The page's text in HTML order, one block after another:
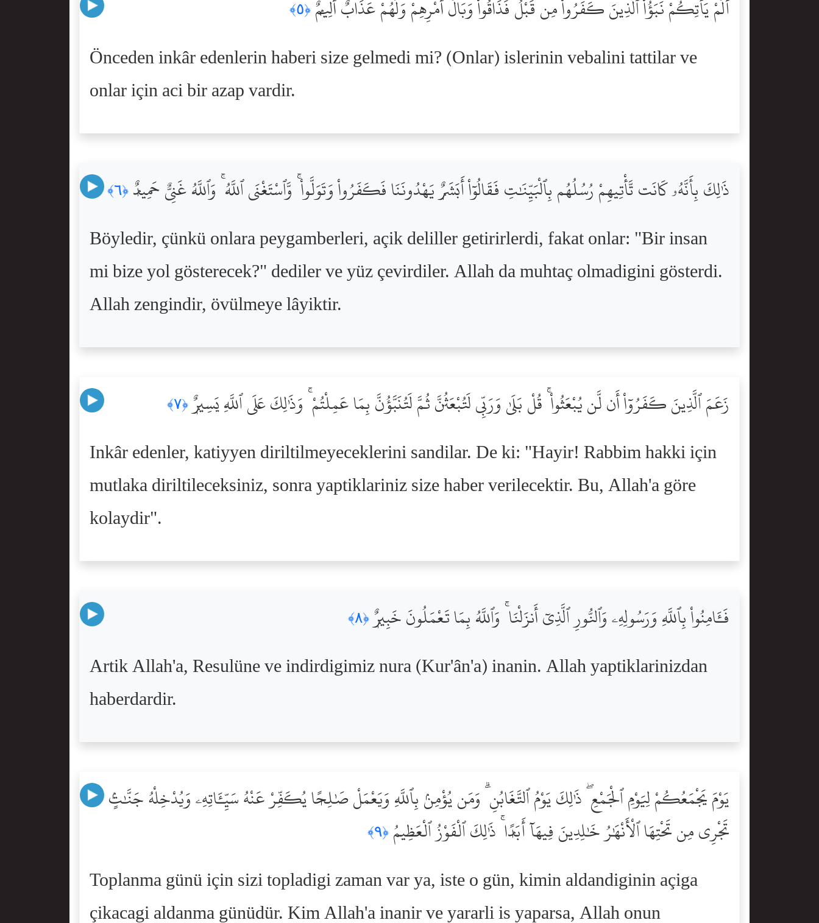
أَلَمْ يَأْتِكُمْ نَبَؤُاْ ٱلَّذِينَ كَفَرُواْ مِن قَبْلُ فَذَاقُواْ وَبَالَ أَمْرِهِمْ وَلَهُمْ عَذَابٌ أَلِيمٌۭ ﴿٥﴾
Önceden inkâr edenlerin haberi size gelmedi mi? (Onlar) islerinin vebalini tattilar ve
onlar için aci bir azap vardir.
ذَٰلِكَ بِأَنَّهُۥ كَانَت تَّأْتِيهِمْ رُسُلُهُم بِٱلْبَيِّنَٰتِ فَقَالُوٓاْ أَبَشَرٌۭ يَهْدُونَنَا فَكَفَرُواْ وَتَوَلَّواْ ۚ وَّٱسْتَغْنَى ٱللَّهُ ۚ وَٱللَّهُ غَنِىٌّ حَمِيدٌۭ ﴿٦﴾
Böyledir, çünkü onlara peygamberleri, açik deliller getirirlerdi, fakat onlar: "Bir insan
mi bize yol gösterecek?" dediler ve yüz çevirdiler. Allah da muhtaç olmadigini gösterdi.
Allah zengindir, övülmeye lâyiktir.
زَعَمَ ٱلَّذِينَ كَفَرُوٓاْ أَن لَّن يُبْعَثُواْ ۚ قُلْ بَلَىٰ وَرَبِّى لَتُبْعَثُنَّ ثُمَّ لَتُنَبَّؤُنَّ بِمَا عَمِلْتُمْ ۚ وَذَٰلِكَ عَلَى ٱللَّهِ يَسِيرٌۭ﴿٧﴾
Inkâr edenler, katiyyen diriltilmeyeceklerini sandilar. De ki: "Hayir! Rabbim hakki için
mutlaka diriltileceksiniz, sonra yaptiklariniz size haber verilecektir. Bu, Allah'a göre
kolaydir".
فَـَٔامِنُواْ بِٱللَّهِ وَرَسُولِهِۦ وَٱلنُّورِ ٱلَّذِىٓ أَنزَلْنَا ۚ وَٱللَّهُ بِمَا تَعْمَلُونَ خَبِيرٌۭ﴿٨﴾
Artik Allah'a, Resulüne ve indirdigimiz nura (Kur'ân'a) inanin. Allah yaptiklarinizdan
haberdardir.
يَوْمَ يَجْمَعُكُمْ لِيَوْمِ ٱلْجَمْعِ ۖ ذَٰلِكَ يَوْمُ ٱلتَّغَابُنِ ۗ وَمَن يُؤْمِنۢ بِٱللَّهِ وَيَعْمَلْ صَٰلِحًۭا يُكَفِّرْ عَنْهُ سَيِّـَٔاتِهِۦ وَيُدْخِلْهُ جَنَّٰتٍۢ
تَجْرِى مِن تَحْتِهَا ٱلْأَنْهَٰرُ خَٰلِدِينَ فِيهَآ أَبَدًۭا ۚ ذَٰلِكَ ٱلْفَوْزُ ٱلْعَظِيمُ ﴿٩﴾
Toplanma günü için sizi topladigi zaman var ya, iste o gün, kimin aldandiginin açiga
çikacagi aldanma günüdür. Kim Allah'a inanir ve yararli is yaparsa, Allah onun